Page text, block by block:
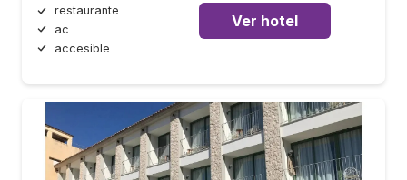
restaurante
ac
accesible
Ver hotel